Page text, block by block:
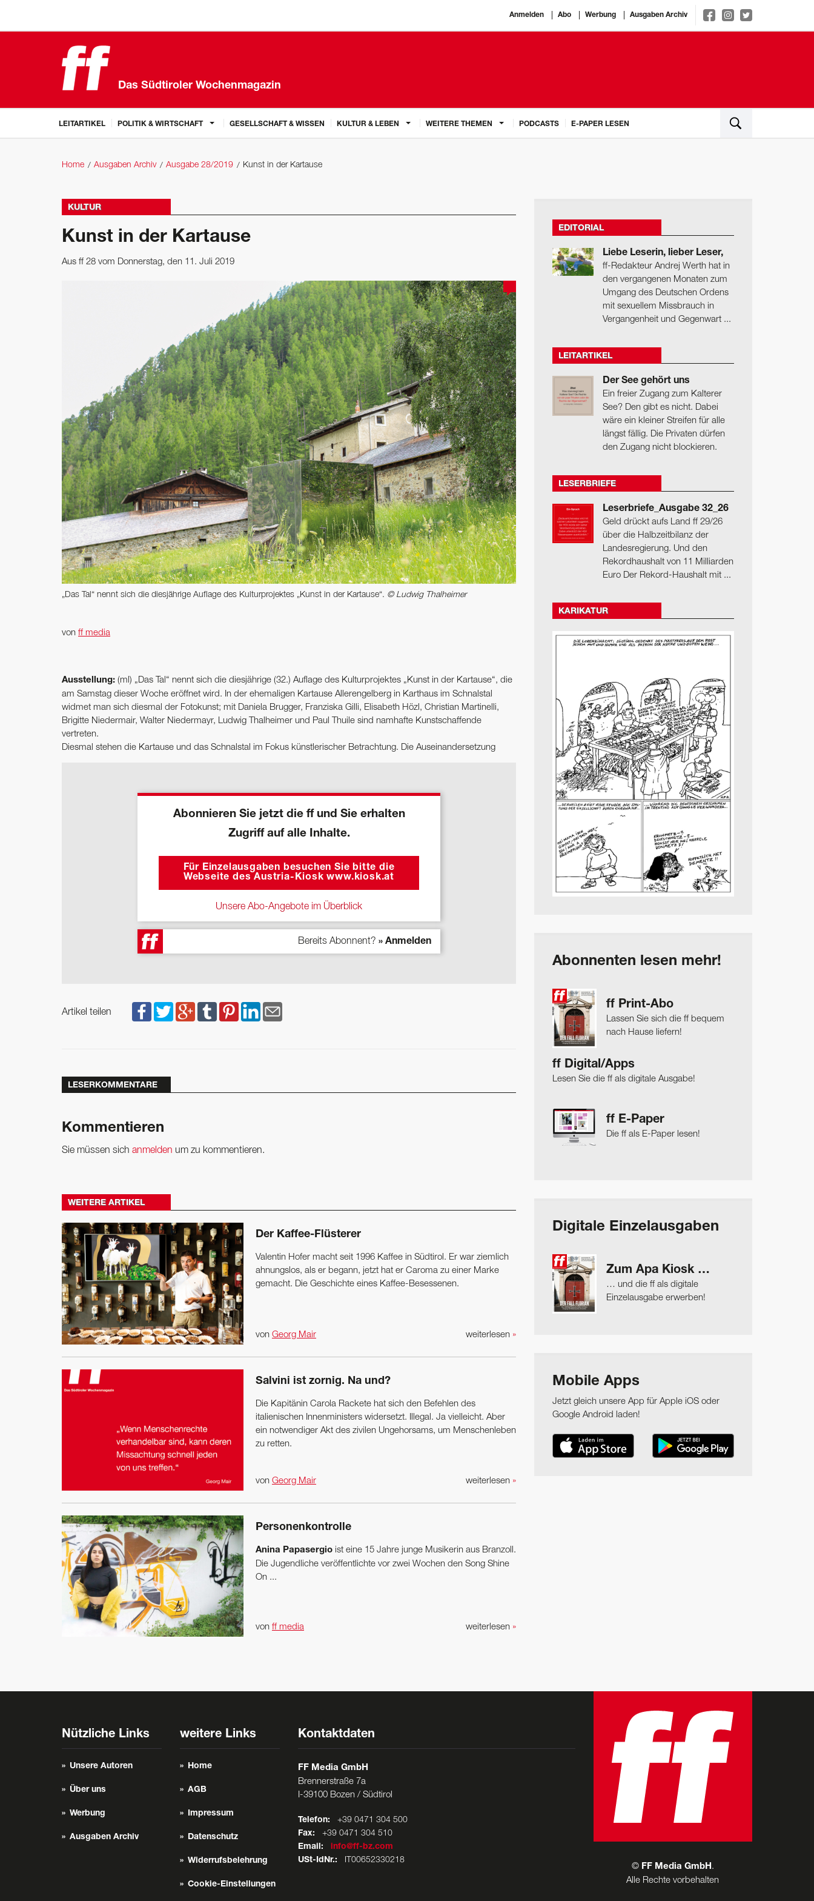
Anmelden Abo Werbung Ausgaben Archiv
Das Südtiroler Wochenmagazin
LEITARTIKEL POLITIK & WIRTSCHAFT GESELLSCHAFT & WISSEN KULTUR & LEBEN WEITERE THEMEN PODCASTS E-PAPER LESEN
Home Ausgaben Archiv Ausgabe 28/2019 Kunst in der Kartause
KULTUR
Kunst in der Kartause
Aus ff 28 vom Donnerstag, den 11. Juli 2019
„Das Tal“ nennt sich die diesjährige Auflage des Kulturprojektes „Kunst in der Kartause“. © Ludwig Thalheimer
von ff media
Ausstellung: (ml) „Das Tal“ nennt sich die diesjährige (32.) Auflage des Kulturprojektes „Kunst in der Kartause“, die
am Samstag dieser Woche eröffnet wird. In der ehemaligen Kartause Allerengelberg in Karthaus im Schnalstal
widmet man sich diesmal der Fotokunst; mit Daniela Brugger, Franziska Gilli, Elisabeth Hözl, Christian Martinelli,
Brigitte Niedermair, Walter Niedermayr, Ludwig Thalheimer und Paul Thuile sind namhafte Kunstschaffende
vertreten.
Diesmal stehen die Kartause und das Schnalstal im Fokus künstlerischer Betrachtung. Die Auseinandersetzung
Abonnieren Sie jetzt die ff und Sie erhalten
Zugriff auf alle Inhalte.
Für Einzelausgaben besuchen Sie bitte die
Webseite des Austria-Kiosk www.kiosk.at
Unsere Abo-Angebote im Überblick
Bereits Abonnent? » Anmelden
Artikel teilen
LESERKOMMENTARE
Kommentieren
Sie müssen sich anmelden um zu kommentieren.
WEITERE ARTIKEL
Der Kaffee-Flüsterer
Valentin Hofer macht seit 1996 Kaffee in Südtirol. Er war ziemlich
ahnungslos, als er begann, jetzt hat er Caroma zu einer Marke
gemacht. Die Geschichte eines Kaffee-Besessenen.
weiterlesen »
von Georg Mair
Salvini ist zornig. Na und?
Die Kapitänin Carola Rackete hat sich den Befehlen des
italienischen Innenministers ­widersetzt. Illegal. Ja vielleicht. Aber
ein notwendiger Akt des zivilen Ungehorsams, um Menschenleben
zu retten.
weiterlesen »
von Georg Mair
Personenkontrolle
Anina Papasergio ist eine 15 Jahre junge Musikerin aus Branzoll.
Die Jugendliche veröffentlichte vor zwei Wochen den Song Shine
On ...
weiterlesen »
von ff media
EDITORIAL
Liebe Leserin, lieber Leser,
ff-Redakteur Andrej Werth hat in
den vergangenen Monaten zum
Umgang des Deutschen Ordens
mit sexuellem Missbrauch in
Vergangenheit und Gegenwart ...
LEITARTIKEL
Der See gehört uns
Ein freier Zugang zum Kalterer
See? Den gibt es nicht. Dabei
wäre ein kleiner Streifen für alle
längst fällig. Die Privaten dürfen
den Zugang nicht blockieren.
LESERBRIEFE
Leserbriefe_Ausgabe 32_26
Geld drückt aufs Land ff 29/26
über die Halbzeitbilanz der
Landesregierung. Und den
Rekordhaushalt von 11 Milliarden
Euro Der Rekord-Haushalt mit ...
KARIKATUR
Abonnenten lesen mehr!
ff Print-Abo
Lassen Sie sich die ff bequem
nach Hause liefern!
ff Digital/Apps
Lesen Sie die ff als digitale Ausgabe!
ff E-Paper
Die ff als E-Paper lesen!
Digitale Einzelausgaben
Zum Apa Kiosk …
… und die ff als digitale
Einzelausgabe erwerben!
Mobile Apps
Jetzt gleich unsere App für Apple iOS oder
Google Android laden!
Nützliche Links
Unsere Autoren
Über uns
Werbung
Ausgaben Archiv
weitere Links
Home
AGB
Impressum
Datenschutz
Widerrufsbelehrung
Cookie-Einstellungen
Kontaktdaten
FF Media GmbH
Brennerstraße 7a
I-39100 Bozen / Südtirol
Telefon: +39 0471 304 500
Fax: +39 0471 304 510
Email:
info@ff-bz.com
USt-IdNr.: IT00652330218
© FF Media GmbH.
Alle Rechte vorbehalten